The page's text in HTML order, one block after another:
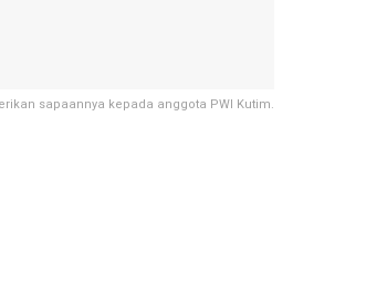
sapaannya kepada anggota PWI Kutim.